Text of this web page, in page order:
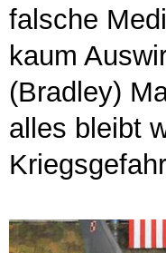
falsche
kaum
(Bradley)
alles bleibt